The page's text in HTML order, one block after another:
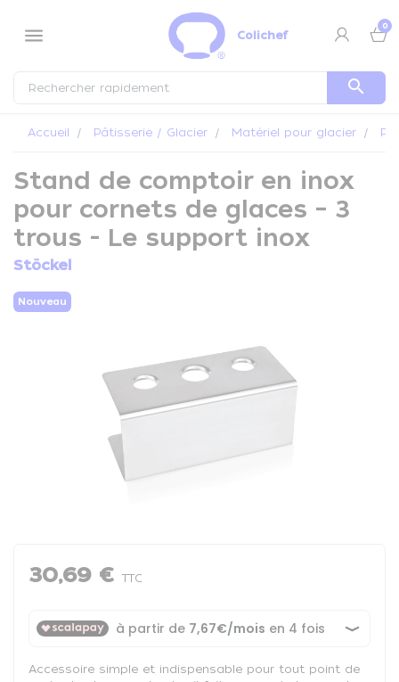
menu Colichef
0
search
Accueil Pâtisserie / Glacier Matériel pour glacier
Stand de comptoir en inox
pour cornets de glaces – 3
trous - Le support inox
Stöckel
Nouveau
30,69 € TTC
Accessoire simple et indispensable pour tout point de